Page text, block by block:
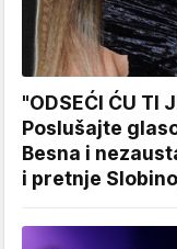
"ODSEĆI ĆU TI
Poslušajte
Besna i
i pretnje